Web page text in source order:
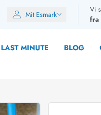
Mit Esmark
Vi
LAST MINUTE BLOG